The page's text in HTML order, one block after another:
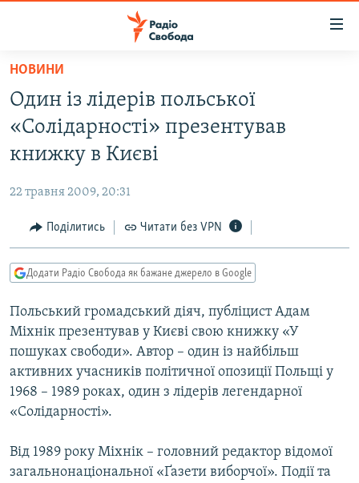
Перейти
основного
матеріалу
до
основної
навігації
Перейти
до
пошуку
ВСЕ ЗА ДОБУ
ЕКОНОМІКА
СУСПІЛЬСТВО
УКРАЇНА
РОСІЙСЬКА «ФІЛЬТРАЦІЯ»
ДОНБАС.РЕАЛІЇ
ТИ ЯК?
СХЕМИ
КИТАЙ.ВИКЛИКИ
МУЛЬТИМЕДІА
ФОТО
ПОДКАСТИ
НОВИНИ
Один із лідерів польської
«Солідарності» презентував
книжку в Києві
22 травня 2009, 20:31
Поділитись Читати без VPN
Додати Радіо Свобода як бажане джерело в Google
Польський громадський діяч, публіцист Адам
Міхнік презентував у Києві свою книжку «У
пошуках свободи». Автор – один із найбільш
активних учасників політичної опозиції Польщі у
1968 – 1989 роках, один з лідерів легендарної
«Солідарності».
Від 1989 року Міхнік – головний редактор відомої
загальнонаціональної «Ґазети виборчої». Події та